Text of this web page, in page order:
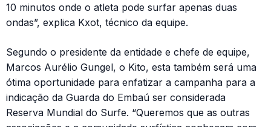
10 minutos onde o atleta pode surfar apenas duas
ondas”, explica Kxot, técnico da equipe.
Segundo o presidente da entidade e chefe de equipe,
Marcos Aurélio Gungel, o Kito, esta também será uma
ótima oportunidade para enfatizar a campanha para a
indicação da Guarda do Embaú ser considerada
Reserva Mundial do Surfe. “Queremos que as outras